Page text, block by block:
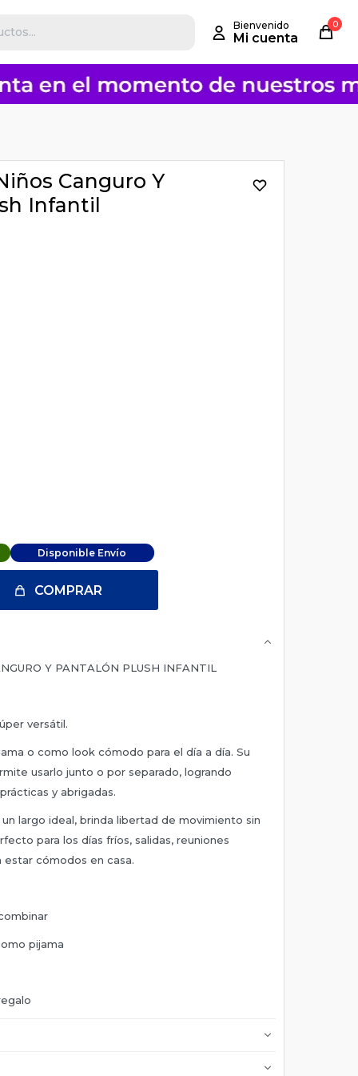
0
Canguro Y
Infantil
Disponible Envío
COMPRAR
Y PANTALÓN PLUSH INFANTIL
versátil.
o como look cómodo para el día a día. Su
usarlo junto o por separado, logrando
y abrigadas.
largo ideal, brinda libertad de movimiento sin
para los días fríos, salidas, reuniones
estar cómodos en casa.
pijama